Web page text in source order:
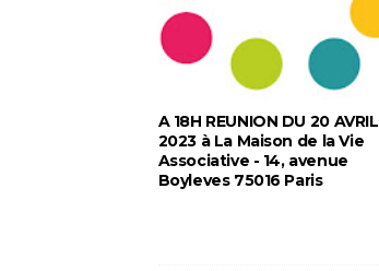
A 18H REUNION DU 20 AVRIL
2023 à La Maison de la Vie
Associative - 14, avenue
Boyleves 75016 Paris